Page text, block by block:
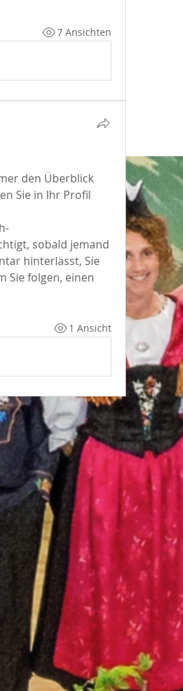
7 Ansichten
den Überblick
Sie in Ihr Profil
sobald jemand
hinterlässt, Sie
Sie folgen, einen
1 Ansicht